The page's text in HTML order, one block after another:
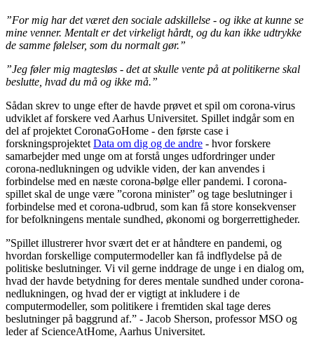
”For mig har det været den sociale adskillelse - og ikke at kunne se
mine venner. Mentalt er det virkeligt hårdt, og du kan ikke udtrykke
de samme følelser, som du normalt gør.”
”Jeg føler mig magtesløs - det at skulle vente på at politikerne skal
beslutte, hvad du må og ikke må.”
Sådan skrev to unge efter de havde prøvet et spil om corona-virus
udviklet af forskere ved Aarhus Universitet. Spillet indgår som en
del af projektet CoronaGoHome - den første case i
forskningsprojektet Data om dig og de andre - hvor forskere
samarbejder med unge om at forstå unges udfordringer under
corona-nedlukningen og udvikle viden, der kan anvendes i
forbindelse med en næste corona-bølge eller pandemi. I corona-
spillet skal de unge være ”corona minister” og tage beslutninger i
forbindelse med et corona-udbrud, som kan få store konsekvenser
for befolkningens mentale sundhed, økonomi og borgerrettigheder.
”Spillet illustrerer hvor svært det er at håndtere en pandemi, og
hvordan forskellige computermodeller kan få indflydelse på de
politiske beslutninger. Vi vil gerne inddrage de unge i en dialog om,
hvad der havde betydning for deres mentale sundhed under corona-
nedlukningen, og hvad der er vigtigt at inkludere i de
computermodeller, som politikere i fremtiden skal tage deres
beslutninger på baggrund af.” - Jacob Sherson, professor MSO og
leder af ScienceAtHome, Aarhus Universitet.